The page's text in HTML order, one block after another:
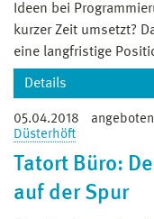
Eberswalde
Ideen bei
kurzer Zeit umsetzt?
eine langfristige
Details
WER SIND WIR?
• Wir entwickeln
05.04.2018
Düsterhöft
Tatort Büro:
auf der Spur